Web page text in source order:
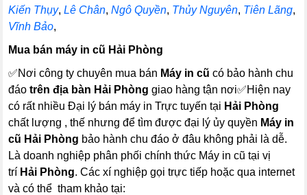
Kiến Thụy,Lê Chân,Ngô Quyền, Thủy Nguyên, Tiên Lãng,
Vĩnh Bảo,
Mua bán máy in cũ Hải Phòng
✅Nơi công ty chuyên mua bán Máy in cũcó bảo hành chu
đáo trên địa bàn Hải Phòng giao hàng tận nơi✅Hiện nay
có rất nhiều Đại lý bán máy in Trực tuyến tại Hải Phòng
chất lượng , thế nhưng để tìm được đại lý ủy quyền Máy in
cũ Hải Phòng bảo hành chu đáo ở đâu không phải là dễ.
Là doanh nghiệp phân phối chính thức Máy in cũ tại vị
trí Hải Phòng. Các xí nghiệp gọi trực tiếp hoặc qua internet
và có thể tham khảo tại: